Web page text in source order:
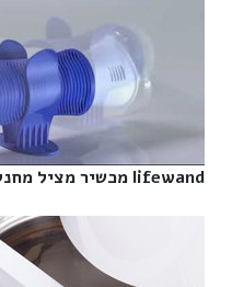
lifewand מכשיר מציל מחנק‎